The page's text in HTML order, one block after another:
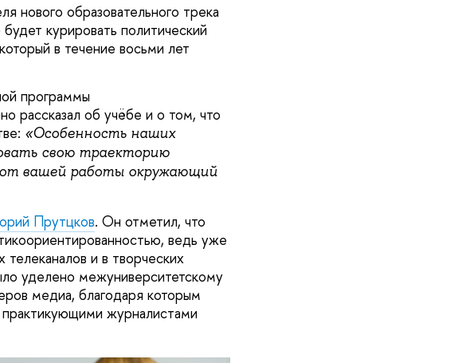
нового образовательного трека
курировать политический
в течение восьми лет
программы
рассказал об учёбе и о том, что
«Особенность наших
свою траекторию
вашей работы окружающий
Прутцков. Он отметил, что
ведь уже
и в творческих
уделено межуниверситетскому
медиа, благодаря которым
журналистами